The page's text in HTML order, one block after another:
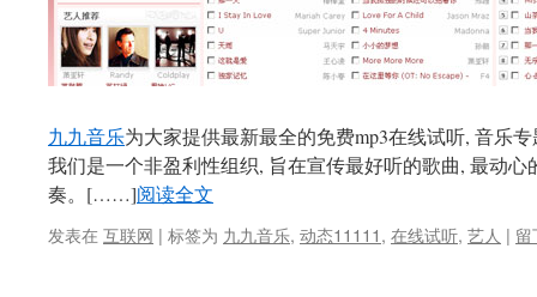
九九音乐为大家提供最新最全的免费mp3在线试听, 音乐
我们是一个非盈利性组织, 旨在宣传最好听的歌曲, 最动
奏。 [……]阅读全文
发表在 互联网 | 标签为 九九音乐, 动态11111, 在线试听, 艺人 |